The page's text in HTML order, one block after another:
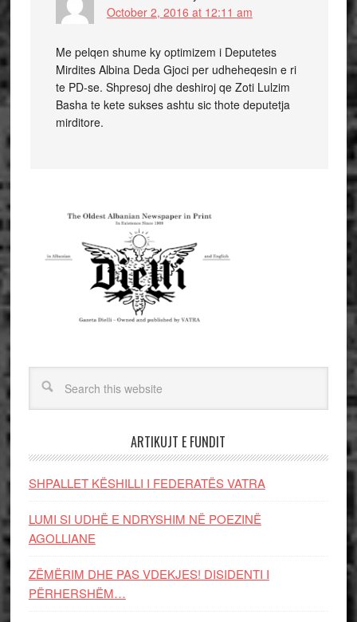
October 2, 2016 at 12:11 am
Me pelqen shume ky optimizem i Deputetes
Mirdites Albina Deda Gjoci per udheheqesin e ri
te PD-se. Shpresoj dhe deshiroj qe Zoti Lulzim
Basha te kete sukses ashtu sic thote deputetja
mirditore.
ARTIKUJT E FUNDIT
SHPALLET KËSHILLI I FEDERATËS VATRA
LUMI SI UDHË E NDRYSHIM NË POEZINË
AGOLLIANE
ZËMËRIM DHE PAS VDEKJES! DISIDENTI I
PËRHERSHËM…